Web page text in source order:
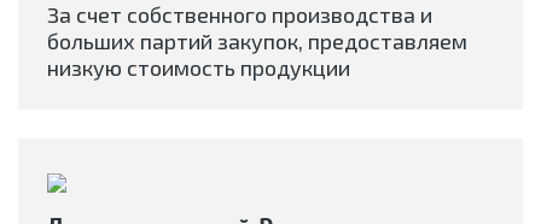
За счет собственного производства и
больших партий закупок, предоставляем
низкую стоимость продукции